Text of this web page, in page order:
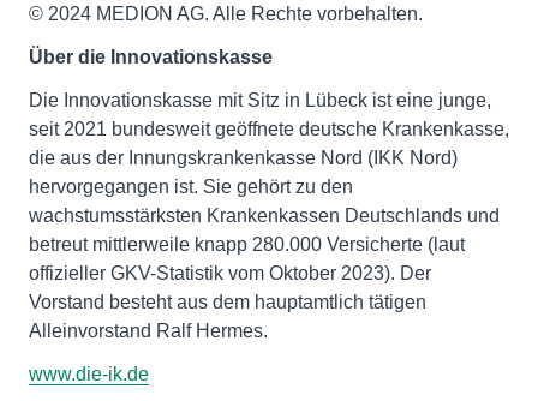
© 2024 MEDION AG. Alle Rechte vorbehalten.
Über die Innovationskasse
Die Innovationskasse mit Sitz in Lübeck ist eine junge,
seit 2021 bundesweit geöffnete deutsche Krankenkasse,
die aus der Innungskrankenkasse Nord (IKK Nord)
hervorgegangen ist. Sie gehört zu den
wachstumsstärksten Krankenkassen Deutschlands und
betreut mittlerweile knapp 280.000 Versicherte (laut
offizieller GKV-Statistik vom Oktober 2023). Der
Vorstand besteht aus dem hauptamtlich tätigen
Alleinvorstand Ralf Hermes.
www.die-ik.de